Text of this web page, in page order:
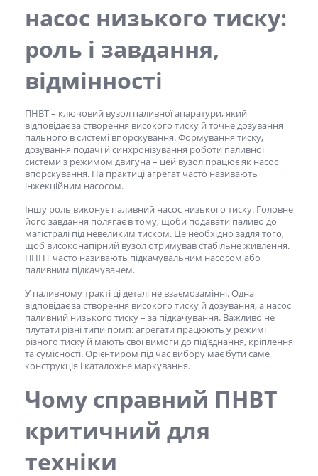
насос низького тиску:
роль і завдання,
відмінності
ПНВТ– ключовий вузол паливної апаратури, який
відповідає за створення високого тиску й точне дозування
пального в системі впорскування. Формування тиску,
дозування подачі й синхронізування роботи паливної
системи з режимом двигуна – цей вузол працює як насос
впорскування. На практиці агрегат часто називають
інжекційним насосом.
Іншу роль виконує паливний насос низького тиску. Головне
його завдання полягає в тому, щоби подавати паливо до
магістралі під невеликим тиском. Це необхідно задля того,
щоб високонапірний вузол отримував стабільне живлення.
ПННТ часто називають підкачувальним насосом або
паливним підкачувачем.
У паливному тракті ці деталі не взаємозамінні. Одна
відповідає за створення високого тиску й дозування, а насос
паливний низького тиску– за підкачування. Важливо не
плутати різні типи помп: агрегати працюють у режимі
різного тиску й мають свої вимоги до під’єднання, кріплення
та сумісності. Орієнтиром під час вибору має бути саме
конструкція і каталожне маркування.
Чому справний ПНВТ
критичний для
техніки